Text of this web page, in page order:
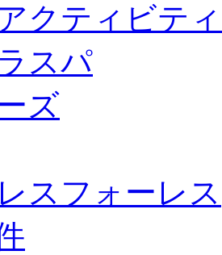
クティビティ
スパ
ズ
スフォーレス